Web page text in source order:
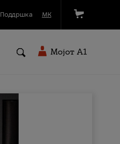
Поддршка МК
Мојот A1